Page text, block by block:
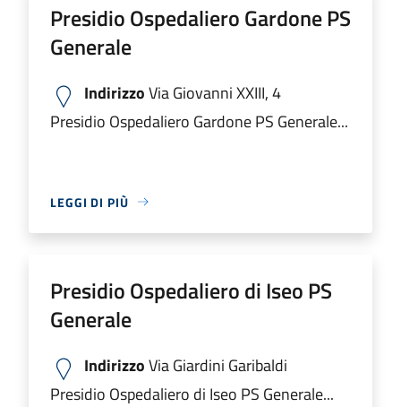
Presidio Ospedaliero Gardone PS
Generale
IndirizzoVia Giovanni XXIII, 4
Presidio Ospedaliero Gardone PS Generale...
LEGGI DI PIÙ
Presidio Ospedaliero di Iseo PS
Generale
IndirizzoVia Giardini Garibaldi
Presidio Ospedaliero di Iseo PS Generale...